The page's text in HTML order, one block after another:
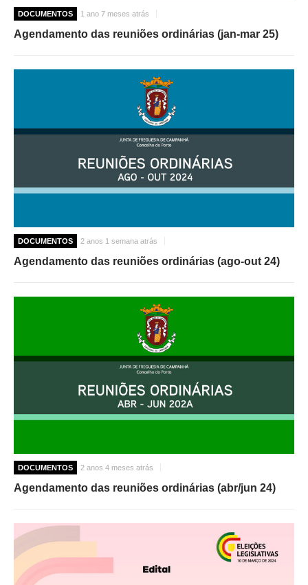
DOCUMENTOS 1 ano 7 meses atrás
Agendamento das reuniões ordinárias (jan-mar 25)
DOCUMENTOS 2 anos 1 semana atrás
Agendamento das reuniões ordinárias (ago-out 24)
DOCUMENTOS 2 anos 4 meses atrás
Agendamento das reuniões ordinárias (abr/jun 24)